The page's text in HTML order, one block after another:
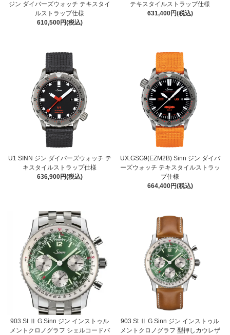
ジン ダイバーズウォッチ テキスタイ
ルストラップ仕様
610,500円(税込)
テキスタイルストラップ仕様
631,400円(税込)
U1 SINN ジン ダイバーズウォッチ テ
キスタイルストラップ仕様
636,900円(税込)
UX.GSG9(EZM2B) Sinn ジン ダイバ
ーズウォッチ テキスタイルストラッ
プ仕様
664,400円(税込)
903 St Ⅱ G Sinn ジン インストゥル
メントクロノグラフ シェルコードバ
903 St Ⅱ G Sinn ジン インストゥル
メントクロノグラフ 型押しカウレザ